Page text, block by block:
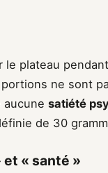
le plateau
ne sont
aucune satiété
de 30
« santé »